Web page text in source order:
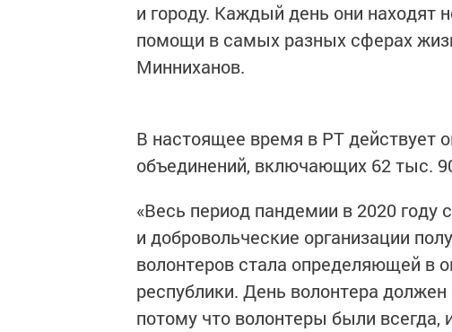
и городу. Каждый день они
помощи в самых разных сферах
Минниханов.
В настоящее время в РТ действует
объединений, включающих 62 тыс.
«Весь период пандемии в 2020 году
и добровольческие организации
волонтеров стала определяющей в
республики. День волонтера
потому что волонтеры были